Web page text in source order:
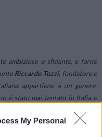
My Personal
ambizioso e sfidante, e farne
Riccardo Tozzi, fondatore e
appartiene a un genere,
è stato mai tentato in Italia e
si inserisce con le proprie
felici di fare questo viaggio